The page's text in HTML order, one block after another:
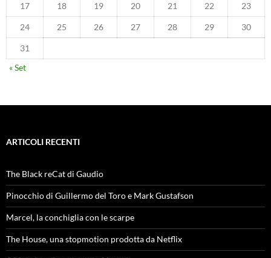
17 18 19 20 21 22 23
24 25 26 27 28 29 30
31
« Set
ARTICOLI RECENTI
The Black reCat di Gaudio
Pinocchio di Guillermo del Toro e Mark Gustafson
Marcel, la conchiglia con le scarpe
The House, una stopmotion prodotta da Netflix